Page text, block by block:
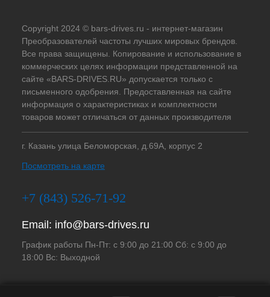
Copyright 2024 © bars-drives.ru - интернет-магазин
Преобразователей частоты лучших мировых брендов.
Все права защищены. Копирование и использование в
коммерческих целях информации представленной на
сайте «BARS-DRIVES.RU» допускается только с
письменного одобрения. Предоставленная на сайте
информация о характеристиках и комплектности
товаров может отличаться от данных производителя
г. Казань улица Беломорская, д.69А, корпус 2
Посмотреть на карте
+7 (843) 526-71-92
Email: info@bars-drives.ru
График работы Пн-Пт: с 9:00 до 21:00 Сб: с 9:00 до
18:00 Вс: Выходной